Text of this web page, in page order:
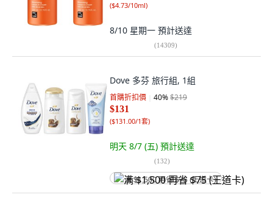
($4.73/10ml)
8/10 星期一 預計送達
(14309)
Dove 多芬 旅行組, 1組
首購折扣價 40%$219
$131
($131.00/1套)
明天 8/7 (五) 預計送達
(132)
满 $1,500 再省 $75 (王道卡)